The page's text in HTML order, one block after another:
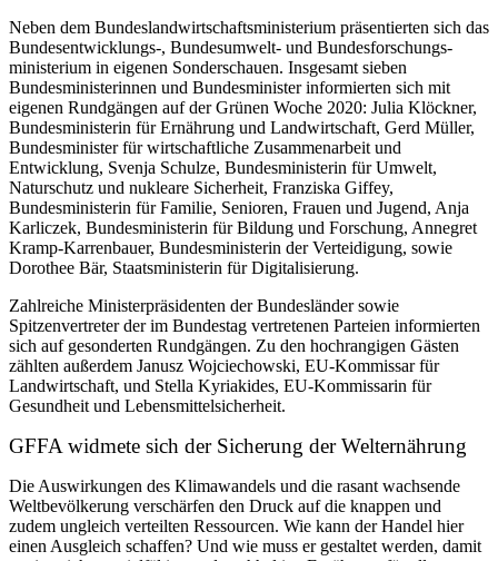
Neben dem Bundeslandwirtschaftsministerium präsentierten sich das
Bundesentwicklungs-, Bundesumwelt- und Bundesforschungs-
ministerium in eigenen Sonderschauen. Insgesamt sieben
Bundesministerinnen und Bundesminister informierten sich mit
eigenen Rundgängen auf der Grünen Woche 2020: Julia Klöckner,
Bundesministerin für Ernährung und Landwirtschaft, Gerd Müller,
Bundesminister für wirtschaftliche Zusammenarbeit und
Entwicklung, Svenja Schulze, Bundesministerin für Umwelt,
Naturschutz und nukleare Sicherheit, Franziska Giffey,
Bundesministerin für Familie, Senioren, Frauen und Jugend, Anja
Karliczek, Bundesministerin für Bildung und Forschung, Annegret
Kramp-Karrenbauer, Bundesministerin der Verteidigung, sowie
Dorothee Bär, Staatsministerin für Digitalisierung.
Zahlreiche Ministerpräsidenten der Bundesländer sowie
Spitzenvertreter der im Bundestag vertretenen Parteien informierten
sich auf gesonderten Rundgängen. Zu den hochrangigen Gästen
zählten außerdem Janusz Wojciechowski, EU-Kommissar für
Landwirtschaft, und Stella Kyriakides, EU-Kommissarin für
Gesundheit und Lebensmittelsicherheit.
GFFA widmete sich der Sicherung der Welternährung
Die Auswirkungen des Klimawandels und die rasant wachsende
Weltbevölkerung verschärfen den Druck auf die knappen und
zudem ungleich verteilten Ressourcen. Wie kann der Handel hier
einen Ausgleich schaffen? Und wie muss er gestaltet werden, damit